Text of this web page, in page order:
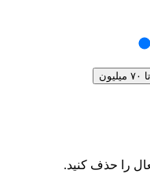
را حذف کنید.